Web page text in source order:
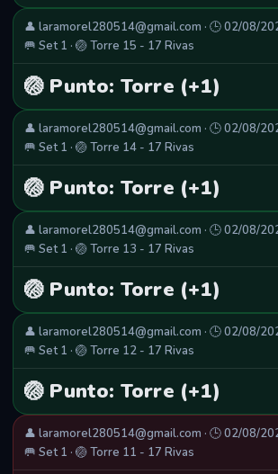
👤 laramorel280514@gmail.com · 🕒 02/08/
🥅 Set 1 · 🏐 Torre 15 - 17 Rivas
🏐 Punto: Torre (+1)
👤 laramorel280514@gmail.com · 🕒 02/08/
🥅 Set 1 · 🏐 Torre 14 - 17 Rivas
🏐 Punto: Torre (+1)
👤 laramorel280514@gmail.com · 🕒 02/08/
🥅 Set 1 · 🏐 Torre 13 - 17 Rivas
🏐 Punto: Torre (+1)
👤 laramorel280514@gmail.com · 🕒 02/08/
🥅 Set 1 · 🏐 Torre 12 - 17 Rivas
🏐 Punto: Torre (+1)
👤 laramorel280514@gmail.com · 🕒 02/08/
🥅 Set 1 · 🏐 Torre 11 - 17 Rivas